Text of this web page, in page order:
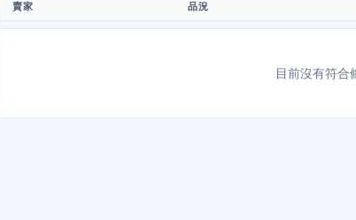
賣家 品況
目前沒有符合